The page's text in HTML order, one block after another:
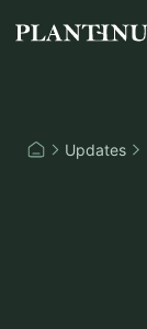
Plantinum home
HomeUpdates